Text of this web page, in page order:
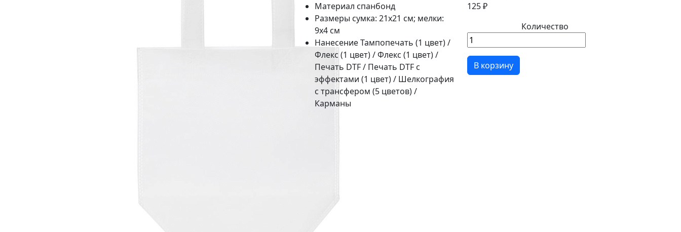
Материал спанбонд
Размеры сумка: 21х21 см; мелки:
9x4 см
НанесениеТампопечать (1 цвет) /
Флекс (1 цвет) / Флекс (1 цвет) /
Печать DTF / Печать DTF с
эффектами (1 цвет) / Шелкография
с трансфером (5 цветов) /
Карманы
125 ₽
Количество
В корзину